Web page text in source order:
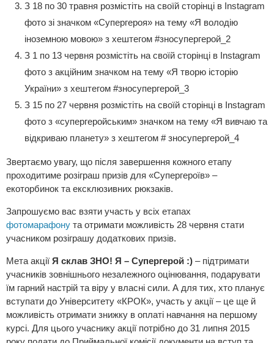
З 18 по 30 травня розмістіть на своїй сторінці в Instagram
фото зі значком «Супергероя» на тему «Я володію
іноземною мовою» з хештегом #зносупергерой_2
З 1 по 13 червня розмістіть на своїй сторінці в Instagram
фото з акційним значком на тему «Я творю історію
України» з хештегом #зносупергерой_3
З 15 по 27 червня розмістіть на своїй сторінці в Instagram
фото з «супергеройським» значком на тему «Я вивчаю та
відкриваю планету» з хештегом # зносупергерой_4
Звертаємо увагу, що після завершення кожного етапу
проходитиме розіграш призів для «Супергероїв» –
екоторбинок та ексклюзивних рюкзаків.
Запрошуємо вас взяти участь у всіх етапах
фотомарафону та отримати можливість 28 червня стати
учасником розіграшу додаткових призів.
Мета акції Я склав ЗНО! Я – Супергерой :) – підтримати
учасників зовнішнього незалежного оцінювання, подарувати
їм гарний настрій та віру у власні сили. А для тих, хто планує
вступати до Університету «КРОК», участь у акції – це ще й
можливість отримати знижку в оплаті навчання на першому
курсі. Для цього учаснику акції потрібно до 31 липня 2015